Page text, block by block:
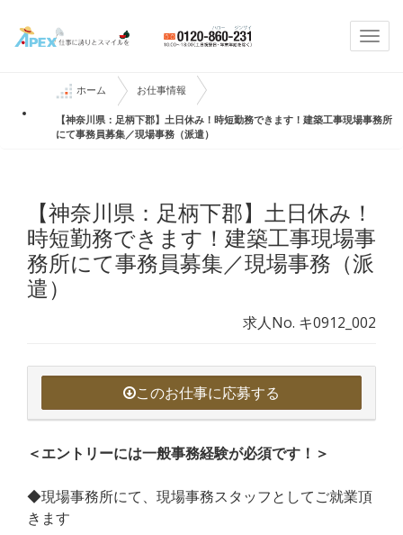
ホーム お仕事情報
【神奈川県：足柄下郡】土日休み！時短勤務できます！建築工事現場事務所
にて事務員募集／現場事務（派遣）
【神奈川県：足柄下郡】土日休み！
時短勤務できます！建築工事現場事
務所にて事務員募集／現場事務（派
遣）
求人No. キ0912_002
このお仕事に応募する
＜エントリーには一般事務経験が必須です！＞
◆現場事務所にて、現場事務スタッフとしてご就業頂
きます